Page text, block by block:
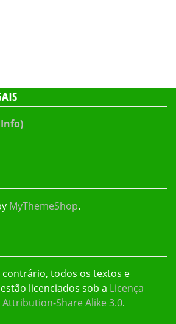
MyThemeShop.
contrário, todos os textos e
licenciados sob a Licença
Share Alike 3.0.